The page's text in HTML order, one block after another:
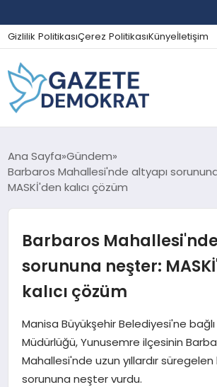
Gizlilik PolitikasıÇerez PolitikasıKünyeİletişim
GÜNDEM
EKONOMI
SAĞLIK
Ana Sayfa Gündem
Barbaros Mahallesi'nde altyapı
MASKİ'den kalıcı çözüm
Barbaros
sorununa neşter:
kalıcı çözüm
Manisa Büyükşehir Belediyesi'ne bağlı
Müdürlüğü, Yunusemre ilçesinin
Mahallesi'nde uzun yıllardır
sorununa neşter vurdu.